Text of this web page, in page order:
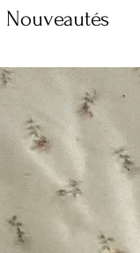
Nouveautés